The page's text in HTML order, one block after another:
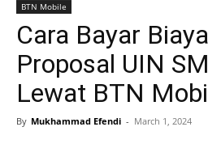
BTN Mobile
Cara Bayar
Proposal UIN
Lewat BTN
By Mukhammad Efendi - March 1, 2024